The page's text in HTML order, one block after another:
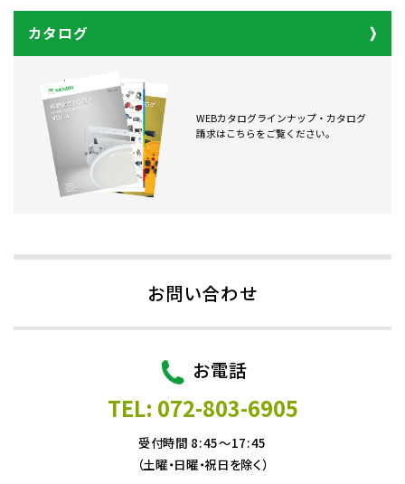
カタログ
WEBカタログラインナップ・カタログ
請求はこちらをご覧ください。
お問い合わせ
お電話
TEL: 072-803-6905
受付時間 8:45～17:45
（土曜・日曜・祝日を除く）